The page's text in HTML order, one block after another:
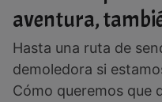
aventura,
Hasta una ruta de
demoledora si
Cómo queremos que